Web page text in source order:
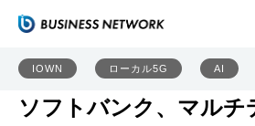
IOWN ローカル5G AI
ソフトバンク、マルチ